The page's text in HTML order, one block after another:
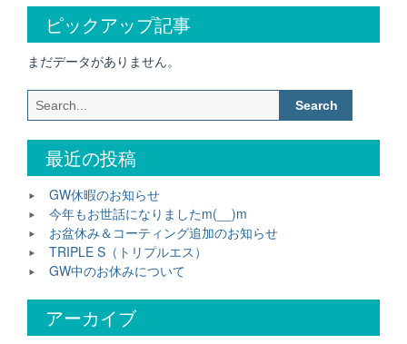
シ
ョ
ン
ピックアップ記事
まだデータがありません。
Search
for:
最近の投稿
GW休暇のお知らせ
今年もお世話になりましたm(__)m
お盆休み＆コーティング追加のお知らせ
TRIPLE S（トリプルエス）
GW中のお休みについて
アーカイブ